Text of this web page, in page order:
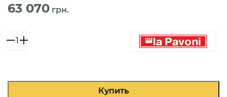
63 070 грн.
Количество
товара
Cellini
Купить